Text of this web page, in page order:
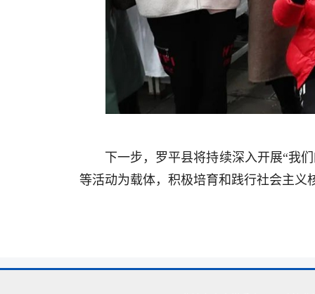
下一步，罗平县将持续深入开展“我
等活动为载体，积极培育和践行社会主